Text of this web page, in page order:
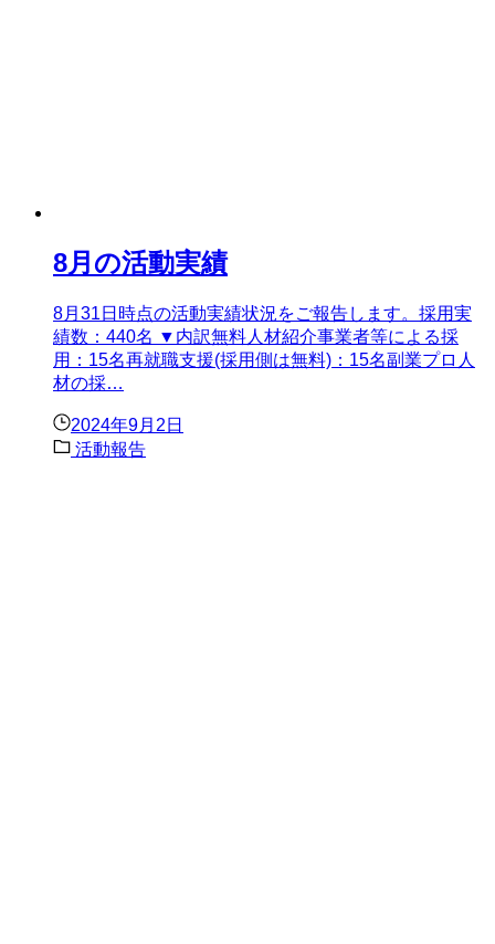
8月の活動実績
8月31日時点の活動実績状況をご報告します。採用実
績数：440名 ▼内訳無料人材紹介事業者等による採
用：15名再就職支援(採用側は無料)：15名副業プロ人
材の採…
2024年9月2日
活動報告